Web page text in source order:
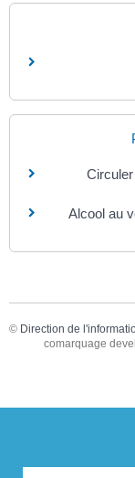
Alcool au
© Direction de
comarquage